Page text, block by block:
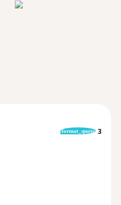
format_quote 3